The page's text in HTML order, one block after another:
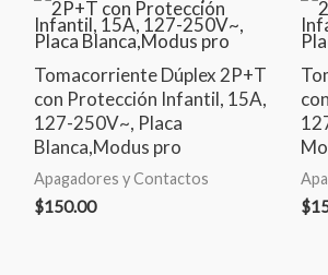
Tomacorriente Dúplex 2P+T
con Protección Infantil, 15A,
127-250V~, Placa
Blanca,Modus pro
Apagadores y Contactos
$150.00 $